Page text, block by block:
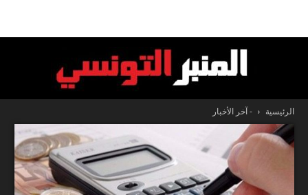
المنبر
التونسي
الرئيسية - آخر الأخبار